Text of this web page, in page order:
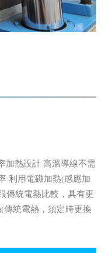
加熱設計 高溫導線不需
利用電磁加熱(感應加
傳統電熱比較，具有更
統電熱，須定時更換